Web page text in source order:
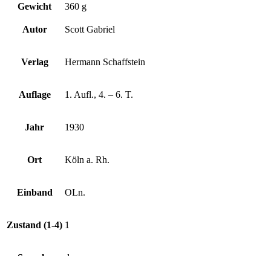
Gewicht 360 g
Autor Scott Gabriel
Verlag Hermann Schaffstein
Auflage 1. Aufl., 4. – 6. T.
Jahr 1930
Ort Köln a. Rh.
Einband OLn.
Zustand (1-4) 1